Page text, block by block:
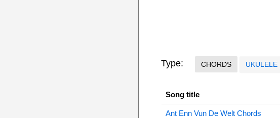
Type: CHORDS UKULELE
Song title
Ant Enn Vun De Welt Chords